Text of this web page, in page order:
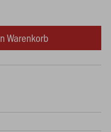
Warenkorb